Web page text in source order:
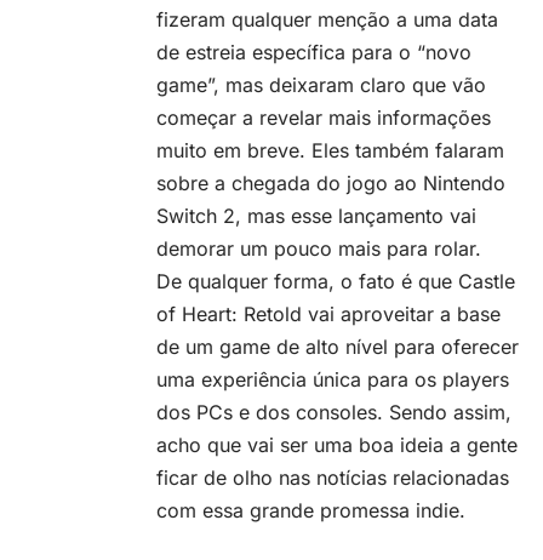
fizeram qualquer menção a uma data
de estreia específica para o “novo
game”, mas deixaram claro que vão
começar a revelar mais informações
muito em breve. Eles também falaram
sobre a chegada do jogo ao Nintendo
Switch 2, mas esse lançamento vai
demorar um pouco mais para rolar.
De qualquer forma, o fato é que Castle
of Heart: Retold vai aproveitar a base
de um game de alto nível para oferecer
uma experiência única para os players
dos PCs e dos consoles. Sendo assim,
acho que vai ser uma boa ideia a gente
ficar de olho nas notícias relacionadas
com essa grande promessa indie.